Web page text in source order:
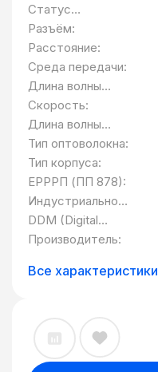
Статус
Минпромторг:
Разъём:
Расстояние:
Среда передачи:
Длина волны
приемника (RX):
Скорость:
Длина волны
передатчика
(TX):
Тип оптоволокна:
Тип корпуса:
ЕРРРП (ПП 878):
Индустриальное
исполнение:
DDM (Digital
Diagnostic
Monitoring):
Производитель:
Все характеристики